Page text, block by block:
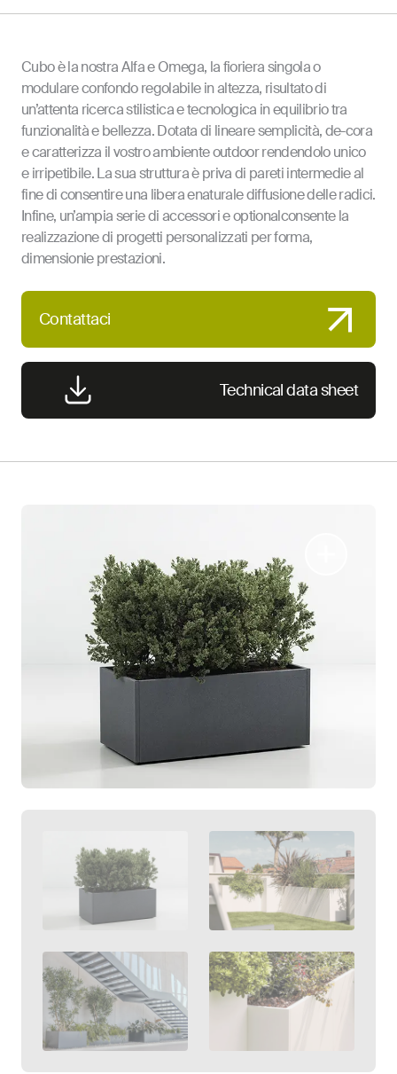
Cubo è la nostra Alfa e Omega, la fioriera singola o
modulare confondo regolabile in altezza, risultato di
un’attenta ricerca stilistica e tecnologica in equilibrio tra
funzionalità e bellezza. Dotata di lineare semplicità, de-cora
e caratterizza il vostro ambiente outdoor rendendolo unico
e irripetibile. La sua struttura è priva di pareti intermedie al
fine di consentire una libera enaturale diffusione delle radici.
Infine, un’ampia serie di accessori e optionalconsente la
realizzazione di progetti personalizzati per forma,
dimensionie prestazioni.
Contattaci
Technical data sheet